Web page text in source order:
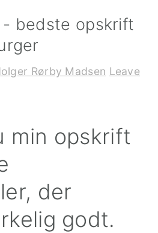
bedste opskrift
Rørby Madsen Leave
min opskrift
der
godt.